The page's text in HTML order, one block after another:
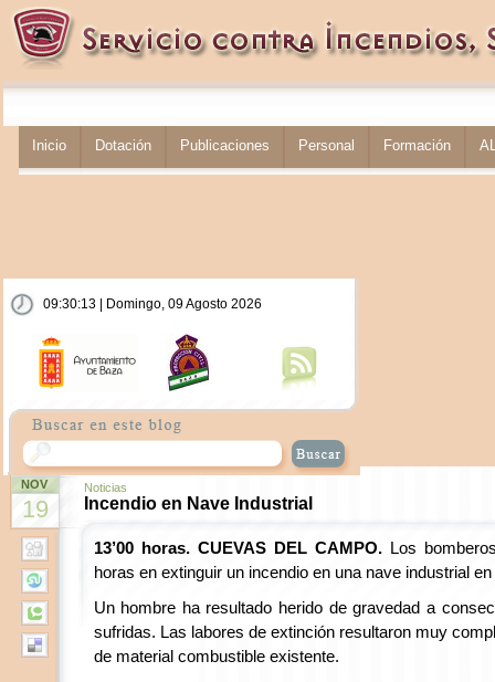
Inicio Dotación Publicaciones Personal Formación
09:30:13 | Domingo, 09 Agosto 2026
NOV
19
Noticias
Incendio en Nave Industrial
13’00 horas. CUEVAS DEL CAMPO.
Los
horas en extinguir un incendio en una nave industrial
Un hombre ha resultado herido de gravedad a
sufridas. Las labores de extinción resultaron muy
de material combustible existente.